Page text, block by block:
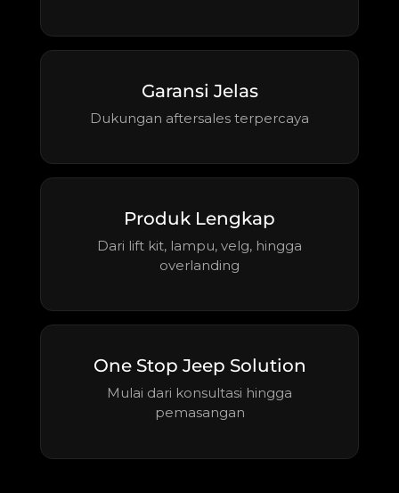
Garansi Jelas
Dukungan aftersales terpercaya
Produk Lengkap
Dari lift kit, lampu, velg, hingga
overlanding
One Stop Jeep Solution
Mulai dari konsultasi hingga
pemasangan